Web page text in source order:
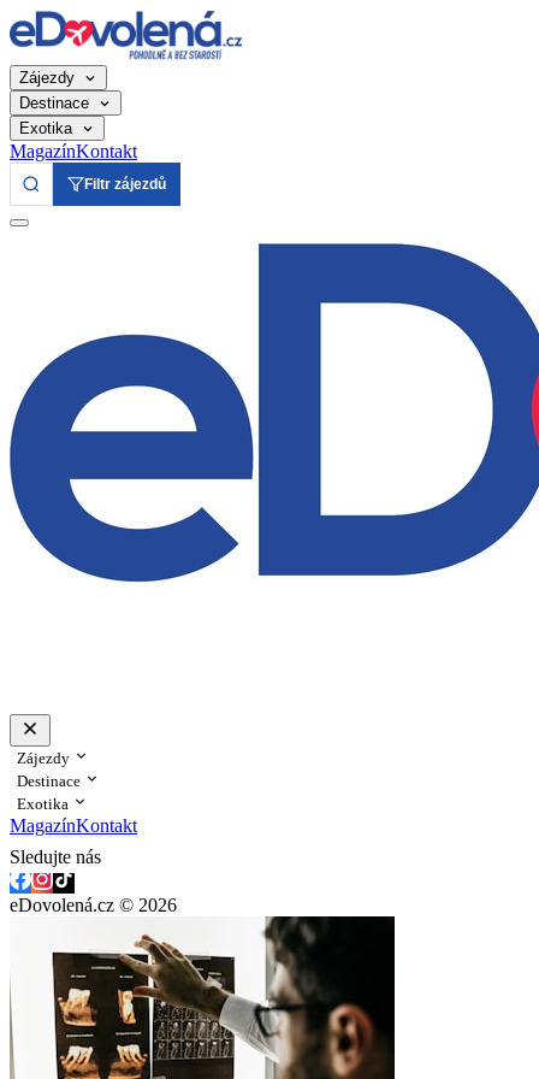
Zájezdy
Destinace
Exotika
MagazínKontakt
Filtr zájezdů
Zájezdy
Destinace
Exotika
MagazínKontakt
Sledujte nás
eDovolená.cz © 2026